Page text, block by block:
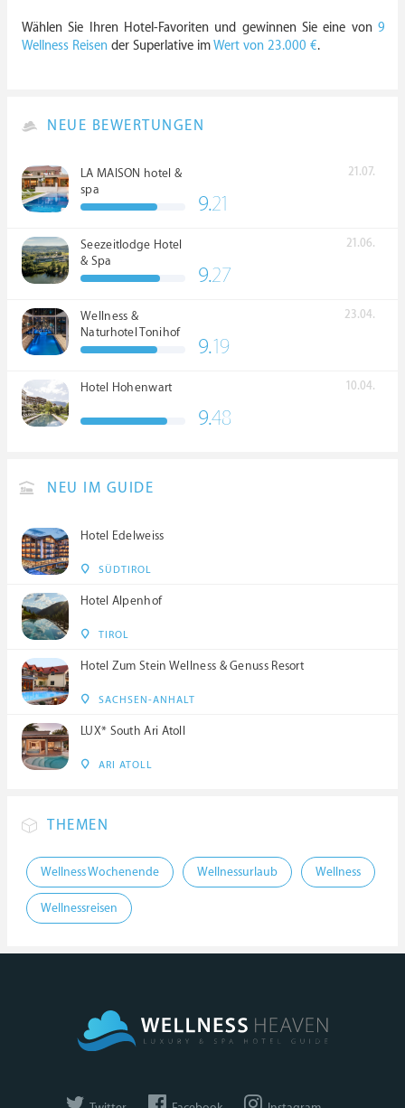
Wählen Sie Ihren Hotel-Favoriten und gewinnen Sie eine von 9
Wellness Reisen der Superlative imWert von 23.000 €.
NEUE BEWERTUNGEN
LA MAISON hotel &
spa
21.07.
9.21
Seezeitlodge Hotel
& Spa
21.06.
9.27
Wellness &
Naturhotel Tonihof
****S
23.04.
9.19
Hotel Hohenwart 10.04.
9.48
NEU IM GUIDE
Hotel Edelweiss
SÜDTIROL
Hotel Alpenhof
TIROL
Hotel Zum Stein Wellness & Genuss Resort
SACHSEN-ANHALT
LUX* South Ari Atoll
ARI ATOLL
THEMEN
Wellness Wochenende Wellnessurlaub Wellness
Wellnessreisen